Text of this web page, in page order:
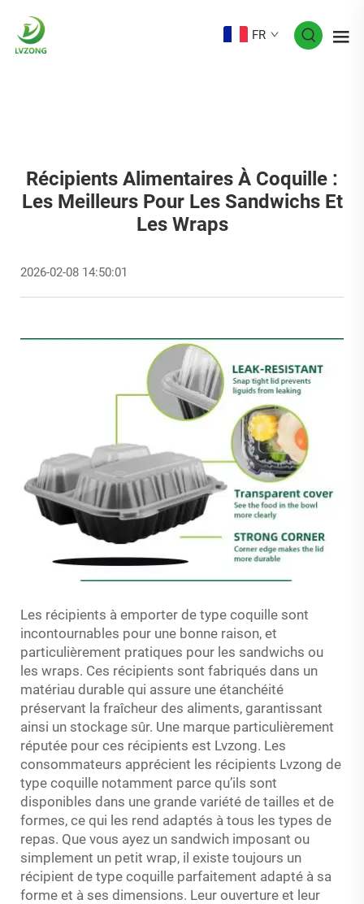
FR
Récipients Alimentaires À Coquille :
Les Meilleurs Pour Les Sandwichs Et
Les Wraps
2026-02-08 14:50:01
Les récipients à emporter de type coquille sont
incontournables pour une bonne raison, et
particulièrement pratiques pour les sandwichs ou
les wraps. Ces récipients sont fabriqués dans un
matériau durable qui assure une étanchéité
préservant la fraîcheur des aliments, garantissant
ainsi un stockage sûr. Une marque particulièrement
réputée pour ces récipients est Lvzong. Les
consommateurs apprécient les récipients Lvzong de
type coquille notamment parce qu’ils sont
disponibles dans une grande variété de tailles et de
formes, ce qui les rend adaptés à tous les types de
repas. Que vous ayez un sandwich imposant ou
simplement un petit wrap, il existe toujours un
récipient de type coquille parfaitement adapté à sa
forme et à ses dimensions. Leur ouverture et leur